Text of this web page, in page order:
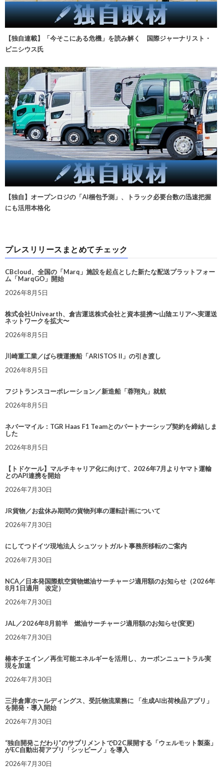
【独自連載】「今そこにある危機」を読み解く 国際ジャーナリスト・
ビニシウス氏
【独自】オープンロジの「AI梱包予測」、トラック必要台数の迅速把握
にも活用本格化
プレスリリースまとめてチェック
CBcloud、全国の「Marq」施設を起点とした新たな配送プラットフォー
ム「MarqGO」開始
2026年8月5日
株式会社Univearth、倉吉運送株式会社と資本提携〜山陰エリアへ実運送
ネットワークを拡大〜
2026年8月5日
川崎重工業／ばら積運搬船「ARISTOS II」の引き渡し
2026年8月5日
フジトランスコーポレーション／新造船「蓉翔丸」就航
2026年8月5日
ネバーマイル：TGR Haas F1 Teamとのパートナーシップ契約を締結しま
した
2026年8月5日
【トドケール】マルチキャリア化に向けて、2026年7月よりヤマト運輸
とのAPI連携を開始
2026年7月30日
JR貨物／お盆休み期間の貨物列車の運転計画について
2026年7月30日
にしてつドイツ現地法人 シュツットガルト事務所移転のご案内
2026年7月30日
NCA／日本発国際航空貨物燃油サーチャージ適用額のお知らせ（2026年
8月1日適用 改定）
2026年7月30日
JAL／2026年8月前半 燃油サーチャージ適用額のお知らせ(変更)
2026年7月30日
椿本チエイン／再生可能エネルギーを活用し、カーボンニュートラル実
現を加速
2026年7月30日
三井倉庫ホールディングス、受託物流業務に 「生成AI出荷検品アプリ」
を開発・導入開始
2026年7月30日
“独自開発こだわり”のサプリメントでD2C展開する「ウェルモット製薬」
がEC自動出荷アプリ「シッピーノ」を導入
2026年7月30日